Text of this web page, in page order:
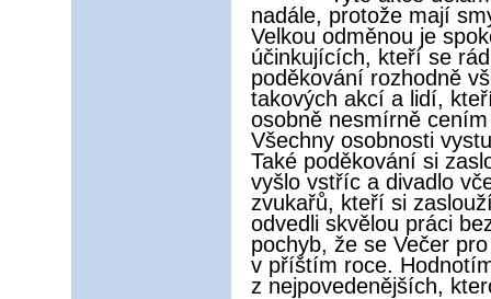
nadále, protože mají
Velkou odměnou je
účinkujících, kteří se
poděkování rozhodně
takových akcí a lidí,
osobně nesmírně
Všechny osobnosti
Také poděkování si
vyšlo vstříc a divadlo
zvukařů, kteří si
odvedli skvělou práci
pochyb, že se Večer
v příštím roce.
z nejpovedenějších,